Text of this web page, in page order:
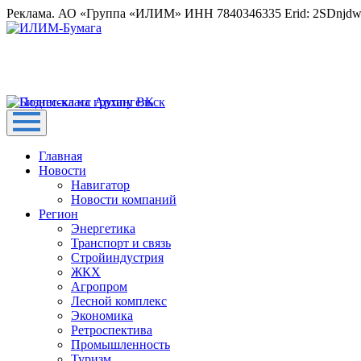
Реклама. АО «Группа «ИЛИМ» ИНН 7840346335 Erid:
Главная
Новости
Навигатор
Новости компаний
Регион
Энергетика
Транспорт и связь
Стройиндустрия
ЖКХ
Агропром
Лесной комплекс
Экономика
Ретроспектива
Промышленность